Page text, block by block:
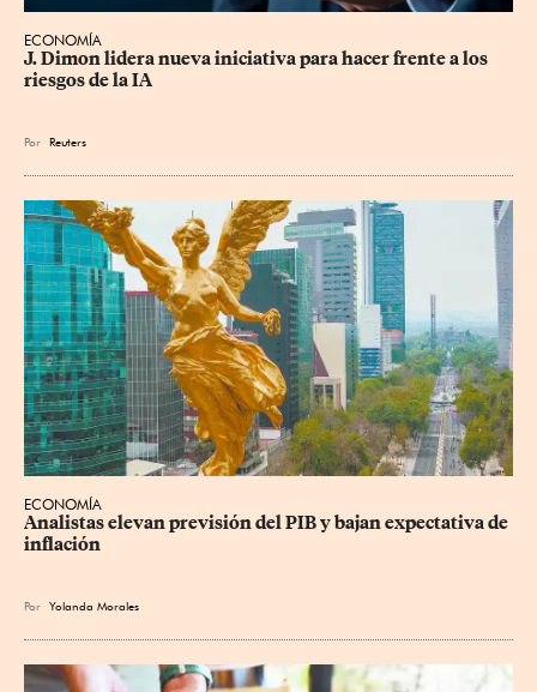
ECONOMÍA
J. Dimon lidera nueva iniciativa para hacer frente a los
riesgos de la IA
Por Reuters
ECONOMÍA
Analistas elevan previsión del PIB y bajan expectativa de
inflación
Por Yolanda Morales